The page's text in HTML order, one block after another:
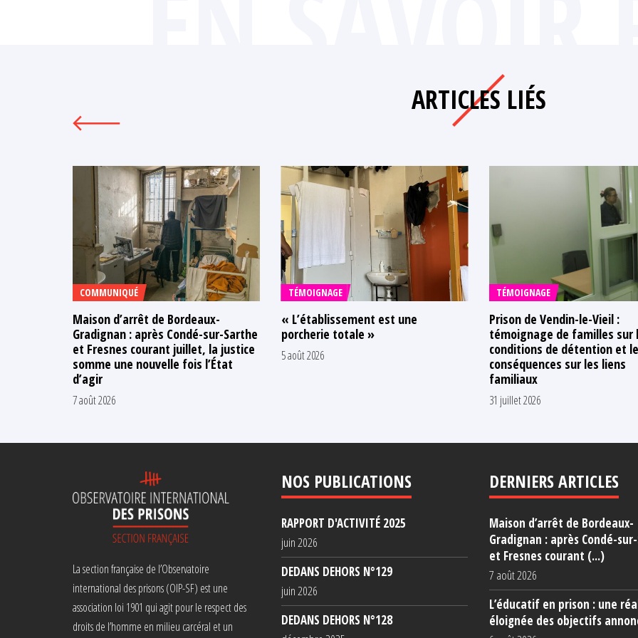
ARTICLES LIÉS
COMMUNIQUÉ
Maison d’arrêt de Bordeaux-
Gradignan : après Condé-sur-Sarthe
et Fresnes courant juillet, la justice
somme une nouvelle fois l’État
d’agir
7 août 2026
TÉMOIGNAGE
« L’établissement est une
porcherie totale »
5 août 2026
TÉMOIGNAGE
Prison de Vendin-le-Vieil :
témoignage de familles sur
conditions de détention et
conséquences sur les liens
familiaux
31 juillet 2026
La section française de l’Observatoire
international des prisons (OIP-SF) est une
association loi 1901 qui agit pour le respect des
droits de l’homme en milieu carcéral et un
NOS PUBLICATIONS
RAPPORT D'ACTIVITÉ 2025
juin 2026
DEDANS DEHORS N°129
juin 2026
DEDANS DEHORS N°128
DERNIERS ARTICLES
Maison d’arrêt de Bordeaux-
Gradignan : après Condé-
et Fresnes courant (...)
7 août 2026
L’éducatif en prison : une
éloignée des objectifs